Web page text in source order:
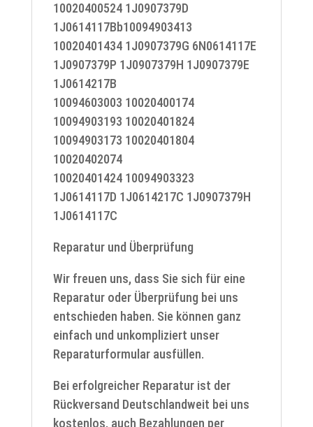
10020400524 1J0907379D
1J0614117Bb10094903413
10020401434 1J0907379G 6N0614117E
1J0907379P 1J0907379H 1J0907379E
1J0614217B
10094603003 10020400174
10094903193 10020401824
10094903173 10020401804
10020402074
10020401424 10094903323
1J0614117D 1J0614217C 1J0907379H
1J0614117C
Reparatur und Überprüfung
Wir freuen uns, dass Sie sich für eine
Reparatur oder Überprüfung bei uns
entschieden haben. Sie können ganz
einfach und unkompliziert unser
Reparaturformular ausfüllen.
Bei erfolgreicher Reparatur ist der
Rückversand Deutschlandweit bei uns
kostenlos, auch Bezahlungen per